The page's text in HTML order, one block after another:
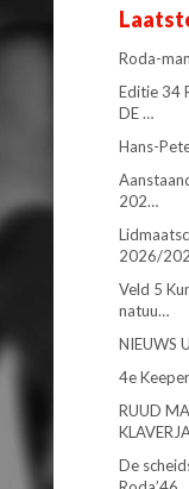
Roda-
Editie 34
DE …
Hans-
202…
2026/
Veld 5
natuu…
NIEUWS
4e
RUUD
De